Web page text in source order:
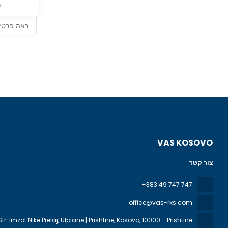
ראה
VAS KOSOVO
צור קשר
+383 49 747 747
office@vas-rks.com
Imzot Nike Prelaj, Ulpiane | Prishtine, Kosovo, 10000 - Prishtine